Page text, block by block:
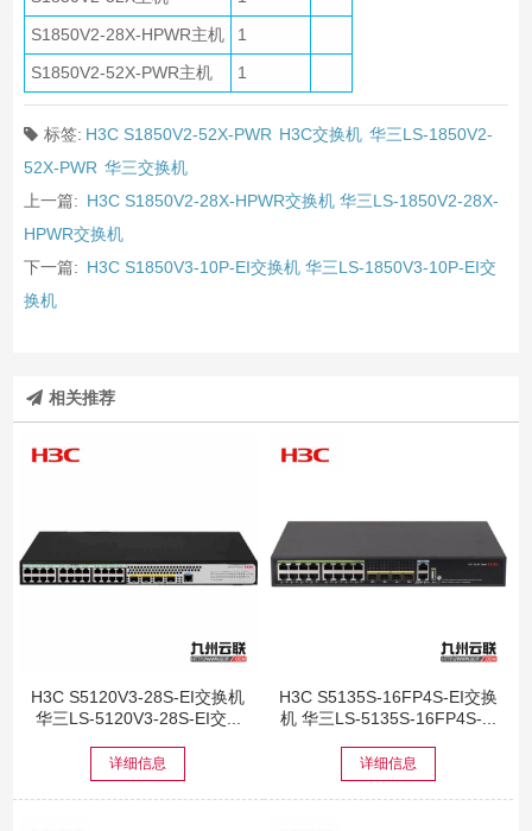
S1850V2-28X-HPWR主机
1
S1850V2-52X-PWR主机
1
标签: H3C S1850V2-52X-PWR H3C交换机 华三LS-1850V2-
52X-PWR 华三交换机
上一篇: H3C S1850V2-28X-HPWR交换机 华三LS-1850V2-28X-
HPWR交换机
下一篇: H3C S1850V3-10P-EI交换机 华三LS-1850V3-10P-EI交
换机
相关推荐
H3C S5120V3-28S-EI交换机
华三LS-5120V3-28S-EI交...
详细信息
H3C S5135S-16FP4S-EI交换
机 华三LS-5135S-16FP4S-...
详细信息